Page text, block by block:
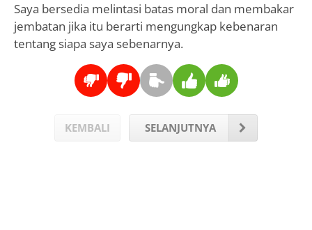
Saya bersedia melintasi batas moral dan membakar
jembatan jika itu berarti mengungkap kebenaran
tentang siapa saya sebenarnya.
KEMBALI SELANJUTNYA